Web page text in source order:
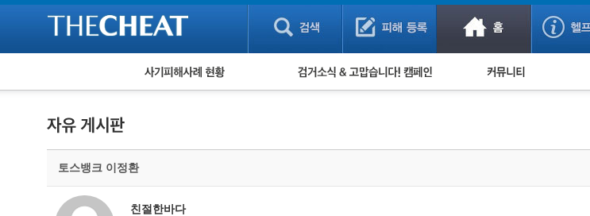
피해사례 현황
유해사이트 목록
비공개 피해사례
검거 소식 사기 예방했어요!
토스뱅크 이정환
친절한바다